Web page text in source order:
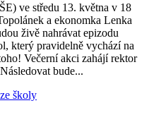
ve středu 13. května v 18
a ekonomka Lenka
živě nahrávat epizodu
který pravidelně vychází na
Večerní akci zahájí rektor
bude...
školy